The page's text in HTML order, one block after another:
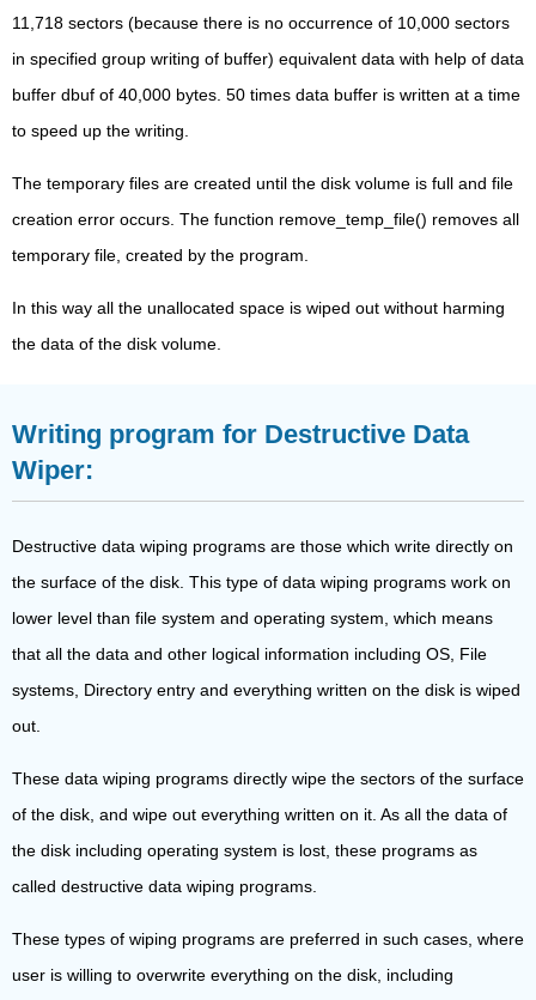
11,718 sectors (because there is no occurrence of 10,000 sectors
in specified group writing of buffer) equivalent data with help of data
buffer dbuf of 40,000 bytes. 50 times data buffer is written at a time
to speed up the writing.
The temporary files are created until the disk volume is full and file
creation error occurs. The function remove_temp_file() removes all
temporary file, created by the program.
In this way all the unallocated space is wiped out without harming
the data of the disk volume.
Writing program for Destructive Data
Wiper:
Destructive data wiping programs are those which write directly on
the surface of the disk. This type of data wiping programs work on
lower level than file system and operating system, which means
that all the data and other logical information including OS, File
systems, Directory entry and everything written on the disk is wiped
out.
These data wiping programs directly wipe the sectors of the surface
of the disk, and wipe out everything written on it. As all the data of
the disk including operating system is lost, these programs as
called destructive data wiping programs.
These types of wiping programs are preferred in such cases, where
user is willing to overwrite everything on the disk, including